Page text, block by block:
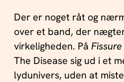
Der er noget råt og
over et band, der
virkeligheden. På Fissure
The Disease sig ud i et
lydunivers, uden at